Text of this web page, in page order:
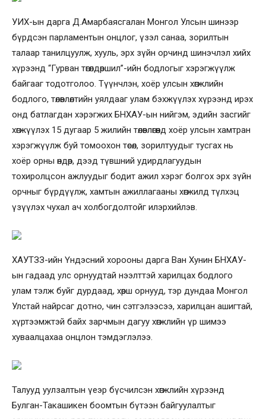
УИХ-ын дарга Д.Амарбаясгалан Монгол Улсын шинээр
бүрдсэн парламентын онцлог, үзэл санаа, зорилтын
талаар танилцуулж, хууль, эрх зүйн орчинд шинэчлэл хийх
хүрээнд “Гурван төгөлдөршил”-ийн бодлогыг хэрэгжүүлж
байгааг тодотголоо. Түүнчлэн, хоёр улсын хөгжлийн
бодлого, төлөвлөлтийн уялдааг улам бэхжүүлэх хүрээнд ирэх
онд батлагдан хэрэгжих БНХАУ-ын нийгэм, эдийн засгийг
хөгжүүлэх 15 дугаар 5 жилийн төлөвлөгөөнд хоёр улсын хамтран
хэрэгжүүлж буй томоохон төсөл, зорилтуудыг тусгах нь
хоёр орны өндөр, дээд түвшний удирдлагуудын
тохиролцсон ажлуудыг бодит ажил хэрэг болгох эрх зүйн
орчныг бүрдүүлж, хамтын ажиллагааны хөгжилд түлхэц
үзүүлэх чухал ач холбогдолтойг илэрхийлэв.
ХАУТЗЗ-ийн Үндэсний хорооны дарга Ван Хунин БНХАУ-
ын гадаад улс орнуудтай нээлттэй харилцах бодлого
улам тэлж буйг дурдаад, хөрш орнууд, тэр дундаа Монгол
Улстай найрсаг дотно, чин сэтгэлээсээ, харилцан ашигтай,
хүртээмжтэй байх зарчмын дагуу хөгжлийн үр шимээ
хуваалцахаа онцлон тэмдэглэлээ.
Талууд уулзалтын үеэр бүсчилсэн хөгжлийн хүрээнд
Булган-Такашикен боомтын бүтээн байгуулалтыг